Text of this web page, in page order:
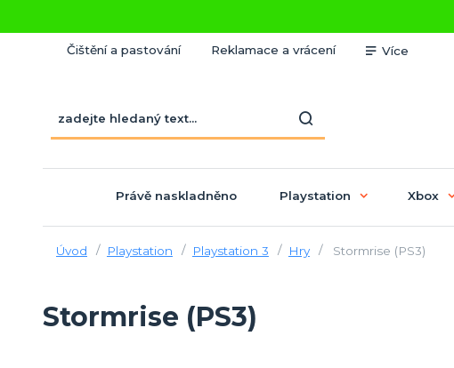
Čištění a pastování Reklamace a vrácení Více
Právě naskladněno Playstation Xbox
Úvod Playstation Playstation 3 Hry Stormrise (PS3)
Stormrise (PS3)